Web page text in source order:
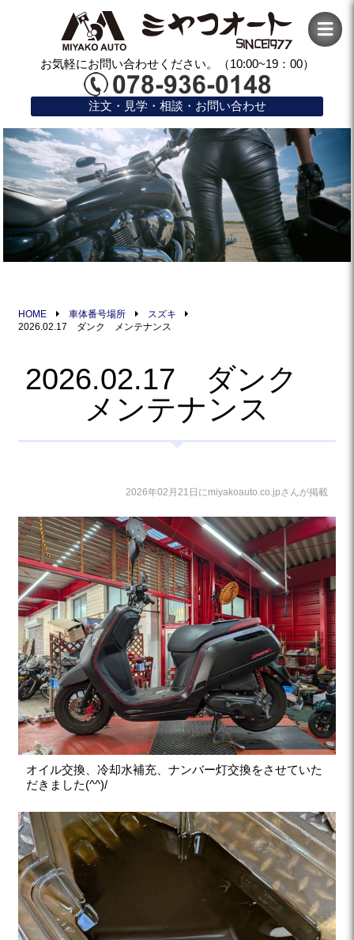
お気軽にお問い合わせください。（10:00~19：00）
注文・見学・相談・お問い合わせ
HOME 車体番号場所
スズキ
2026.02.17 ダンク メンテナンス
2026.02.17 ダンク
メンテナンス
2026年02月21日にmiyakoauto.co.jpさんが掲載
オイル交換、冷却水補充、ナンバー灯交換をさせていた
だきました(^^)/